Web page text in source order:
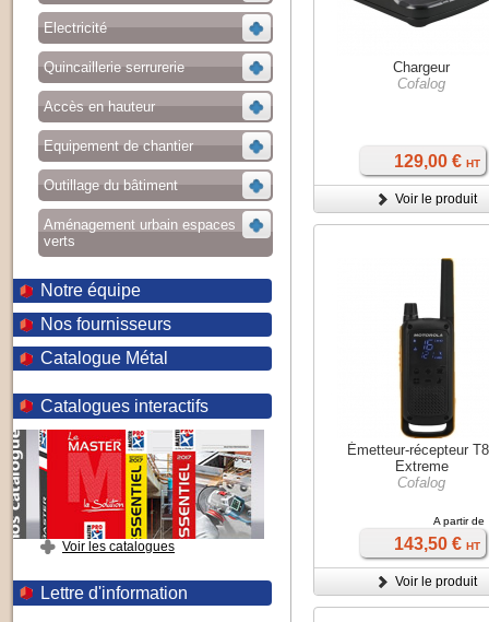
Electricité
Quincaillerie serrurerie
Accès en hauteur
Equipement de chantier
Outillage du bâtiment
Aménagement urbain espaces
verts
Notre équipe
Nos fournisseurs
Catalogue Métal
Catalogues interactifs
Voir les catalogues
Lettre d'information
Chargeur
Cofalog
129,00 € HT
Voir le produit
Émetteur-récepteur
Extreme
Cofalog
A partir de
143,50 € HT
Voir le produit